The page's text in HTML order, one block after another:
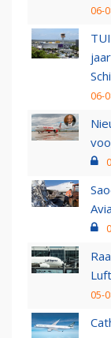
06-
06-
05-